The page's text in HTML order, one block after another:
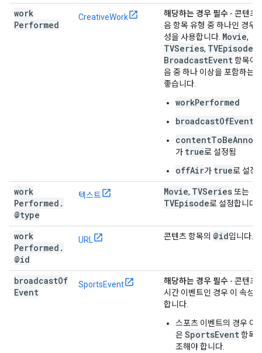
work
Performed
CreativeWork 해당하는 경우 필수 - 콘텐츠
음 항목 유형 중 하나인 경우
성을 사용합니다. Movie,
TVSeries, TVEpisode
BroadcastEvent항목에
음 중 하나 이상을 포함하는
좋습니다.
workPerformed
broadcastOfEvent
가 true로 설정됨
offAir가 true로 설정
work
Performed .
@type
텍스트 Movie, TVSeries 또는
TVEpisode로 설정합니다.
work
Performed .
@id
URL 콘텐츠 항목의 @id입니다.
broadcastOf
Event
SportsEvent 해당하는 경우 필수 - 콘텐츠
시간 이벤트인 경우 이 속성
합니다.
스포츠 이벤트의 경우 이
은SportsEvent항목
조해야 합니다.